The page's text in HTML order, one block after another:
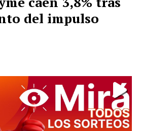
del impulso